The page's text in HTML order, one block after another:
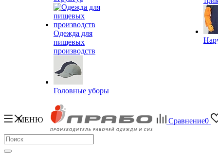
Одежда для
пищевых
производств
Головные уборы
МЕНЮ Сравнение0